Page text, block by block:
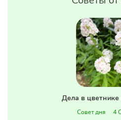
Дела в цветнике
Совет дня 4